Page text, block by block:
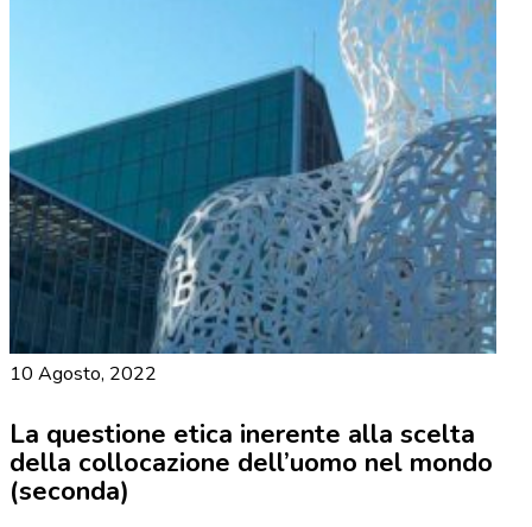
10 Agosto, 2022
La questione etica inerente alla scelta
della collocazione dell’uomo nel mondo
(seconda)